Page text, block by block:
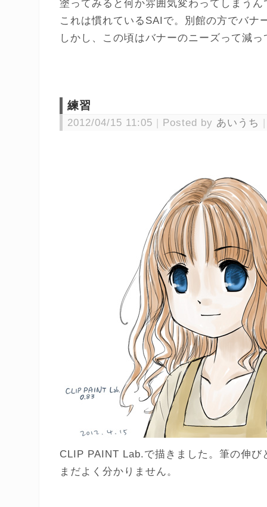
塗ってみると何か雰囲気変わってしまうん
これは慣れているSAIで。別館の方でバナ
しかし、この頃はバナーのニーズって減
練習
2012/04/15 11:05 Posted by あいうち
CLIP PAINT Lab.で描きました。筆の伸び
まだよく分かりません。